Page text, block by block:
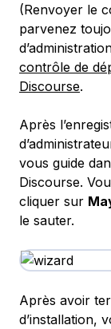
(Renvoyer le
parvenez
contrôle de
Discourse.
Après
vous guide
Discourse.
cliquer sur
le sauter.
Après avoir
d’installation,